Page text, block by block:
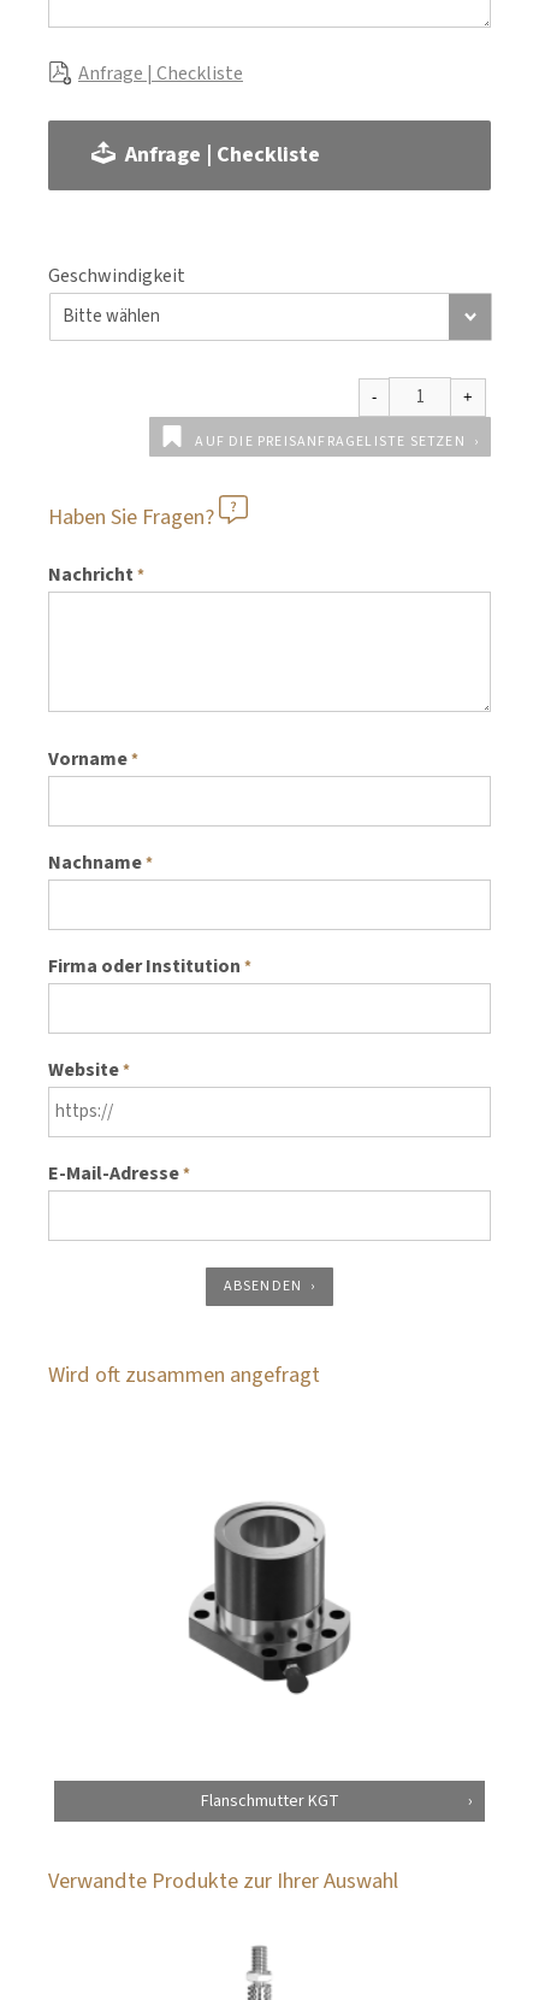
Anfrage | Checkliste
Anfrage | Checkliste
Geschwindigkeit
AUF DIE PREISANFRAGELISTE SETZEN
Haben Sie Fragen?
Nachricht*
Vorname*
Nachname*
Firma oder Institution *
Website*
E-Mail-Adresse*
ABSENDEN
Wird oft zusammen angefragt
Flanschmutter KGT
Verwandte Produkte zur Ihrer Auswahl